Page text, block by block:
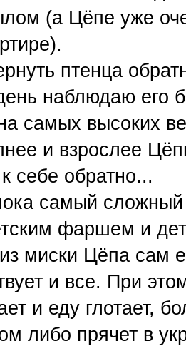
(а Цёпе уже
птенца
наблюдаю его
самых высоких
и взрослее
себе обратно...
самый
фаршем и
миски Цёпа сам
и все. При
и еду глотает,
либо прячет в